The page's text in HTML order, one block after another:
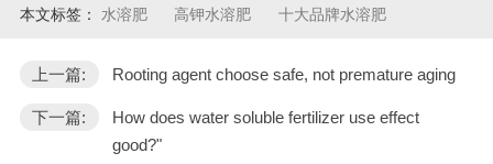
本文标签： 水溶肥 高钾水溶肥 十大品牌水溶肥
上一篇: Rooting agent choose safe, not premature aging
下一篇:
How does water soluble fertilizer use effect
good?"